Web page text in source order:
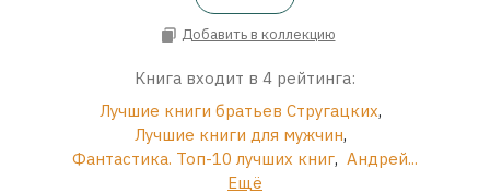
Добавить в коллекцию
Книга входит в 4 рейтинга:
Лучшие книги братьев Стругацких,
Лучшие книги для мужчин,
Фантастика. Топ-10 лучших книг, Андрей...
Ещё